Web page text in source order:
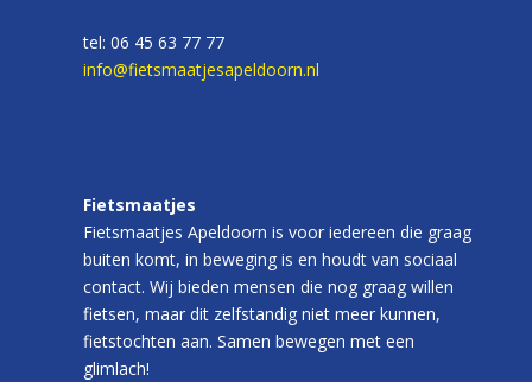
tel: 06 45 63 77 77
info@fietsmaatjesapeldoorn.nl
Fietsmaatjes
Fietsmaatjes Apeldoorn is voor iedereen die graag
buiten komt, in beweging is en houdt van sociaal
contact. Wij bieden mensen die nog graag willen
fietsen, maar dit zelfstandig niet meer kunnen,
fietstochten aan. Samen bewegen met een
glimlach!